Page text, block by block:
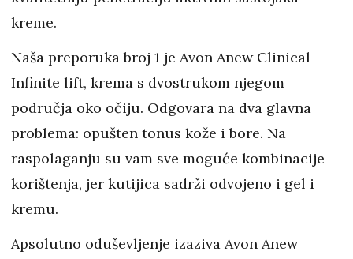
kreme.
Naša preporuka broj 1 je Avon Anew Clinical
Infinite lift, krema s dvostrukom njegom
područja oko očiju. Odgovara na dva glavna
problema: opušten tonus kože i bore. Na
raspolaganju su vam sve moguće kombinacije
korištenja, jer kutijica sadrži odvojeno i gel i
kremu.
Apsolutno oduševljenje izaziva Avon Anew